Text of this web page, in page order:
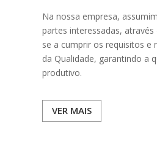
Na nossa empresa,
partes interessadas,
se a cumprir os requisitos e
da Qualidade, garantindo a
produtivo.
VER MAIS